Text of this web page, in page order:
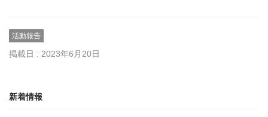
活動報告
掲載日 : 2023年6月20日
新着情報